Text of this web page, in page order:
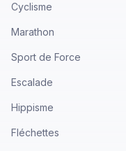
Cyclisme
Marathon
Sport de Force
Escalade
Hippisme
Fléchettes